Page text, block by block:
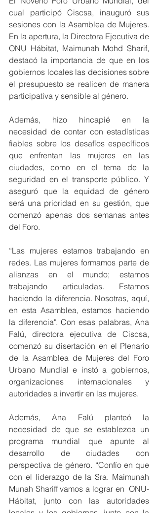
cual participó Ciscsa, inauguró sus
sesiones con la Asamblea de Mujeres.
En la apertura, la Directora Ejecutiva de
ONU Hábitat, Maimunah Mohd Sharif,
destacó la importancia de que en los
gobiernos locales las decisiones sobre
el presupuesto se realicen de manera
participativa y sensible al género.
Además, hizo hincapié en la
necesidad de contar con estadísticas
fiables sobre los desafíos específicos
que enfrentan las mujeres en las
ciudades, como en el tema de la
seguridad en el transporte público. Y
aseguró que la equidad de género
será una prioridad en su gestión, que
comenzó apenas dos semanas antes
del Foro.
“Las mujeres estamos trabajando en
redes. Las mujeres formamos parte de
alianzas en el mundo; estamos
trabajando articuladas. Estamos
haciendo la diferencia. Nosotras, aquí,
en esta Asamblea, estamos haciendo
la diferencia". Con esas palabras, Ana
Falú, directora ejecutiva de Ciscsa,
comenzó su disertación en el Plenario
de la Asamblea de Mujeres del Foro
Urbano Mundial e instó a gobiernos,
organizaciones internacionales y
autoridades a invertir en las mujeres.
Además, Ana Falú planteó la
necesidad de que se establezca un
programa mundial que apunte al
desarrollo de ciudades con
perspectiva de género. “Confío en que
con el liderazgo de la Sra. Maimunah
Munah Shariff vamos a lograr en  ONU-
Hábitat, junto con las autoridades